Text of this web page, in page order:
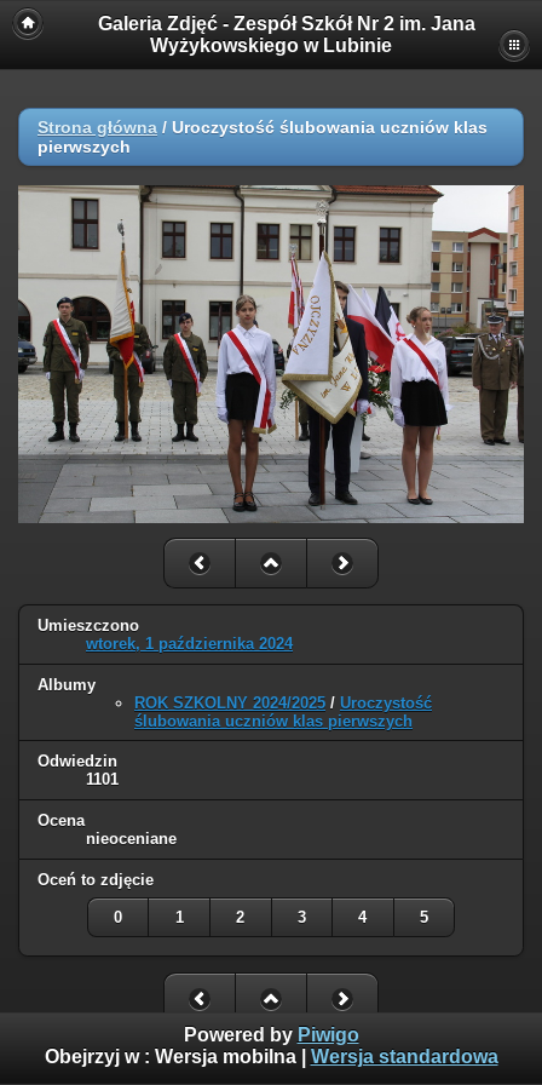
Galeria Zdjęć - Zespół Szkół Nr 2 im. Jana
Wyżykowskiego w Lubinie
Strona główna / Uroczystość ślubowania uczniów klas
pierwszych
Umieszczono
wtorek, 1 października 2024
Albumy
ROK SZKOLNY 2024/2025 / Uroczystość
ślubowania uczniów klas pierwszych
Odwiedzin
1101
Ocena
nieoceniane
Oceń to zdjęcie
0 1 2 3 4 5
Powered by Piwigo
Obejrzyj w : Wersja mobilna| Wersja standardowa